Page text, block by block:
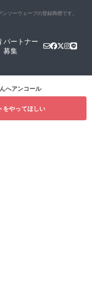
ンソーウェーブの登録商標です。
パートナー
募集
へアンコール
をやってほしい